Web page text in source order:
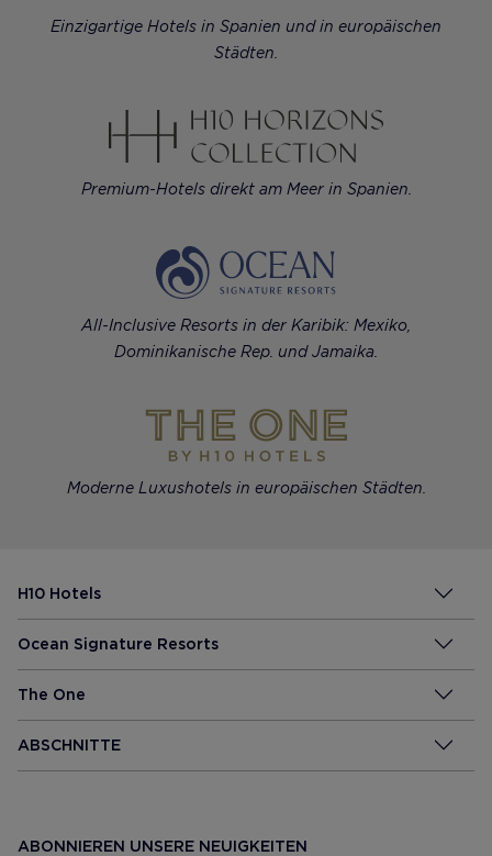
Einzigartige Hotels in Spanien und in europäischen
Städten.
Premium-Hotels direkt am Meer in Spanien.
All-Inclusive Resorts in der Karibik: Mexiko,
Dominikanische Rep. und Jamaika.
Moderne Luxushotels in europäischen Städten.
H10 Hotels
Ocean Signature Resorts
The One
ABSCHNITTE
ABONNIEREN UNSERE NEUIGKEITEN